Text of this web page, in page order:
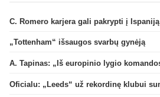
C. Romero karjera gali pakrypti į Ispaniją
„Tottenham“ išsaugos svarbų gynėją